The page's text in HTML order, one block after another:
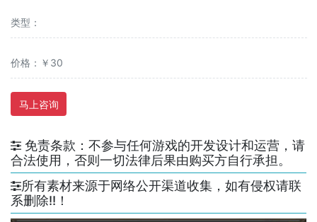
类型：
价格：￥30
马上咨询
免责条款：不参与任何游戏的开发设计和运营，请
合法使用，否则一切法律后果由购买方自行承担。
所有素材来源于网络公开渠道收集，如有侵权请联
系删除!!！